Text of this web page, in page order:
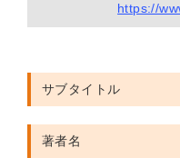
https://
サブタイトル
著者名